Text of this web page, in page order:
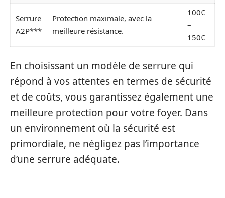
Serrure
A2P***
Protection maximale, avec la
meilleure résistance.
100€
–
150€
En choisissant un modèle de serrure qui
répond à vos attentes en termes de sécurité
et de coûts, vous garantissez également une
meilleure protection pour votre foyer. Dans
un environnement où la sécurité est
primordiale, ne négligez pas l’importance
d’une serrure adéquate.